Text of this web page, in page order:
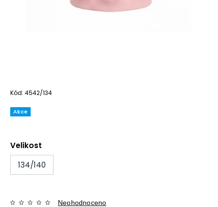
Kód: 4542/134
Akce
Velikost
134/140
Neohodnoceno